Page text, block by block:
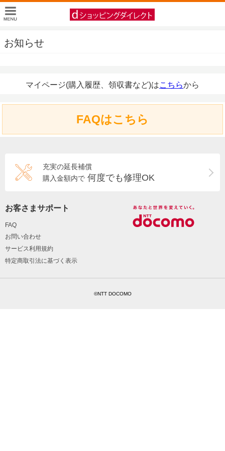
お知らせ
マイページ(購入履歴、領収書など)はこちらから
FAQはこちら
充実の延長補償
購入金額内で 何度でも修理OK
お客さまサポート
FAQ
お問い合わせ
サービス利用規約
特定商取引法に基づく表示
©NTT DOCOMO